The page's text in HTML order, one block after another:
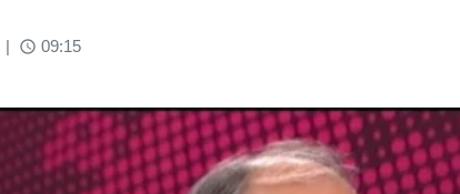
| access_time 09:15